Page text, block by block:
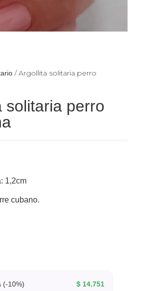
/ Argollita solitaria perro
solitaria perro
1,2cm
cubano.
(-10%) $ 14.751